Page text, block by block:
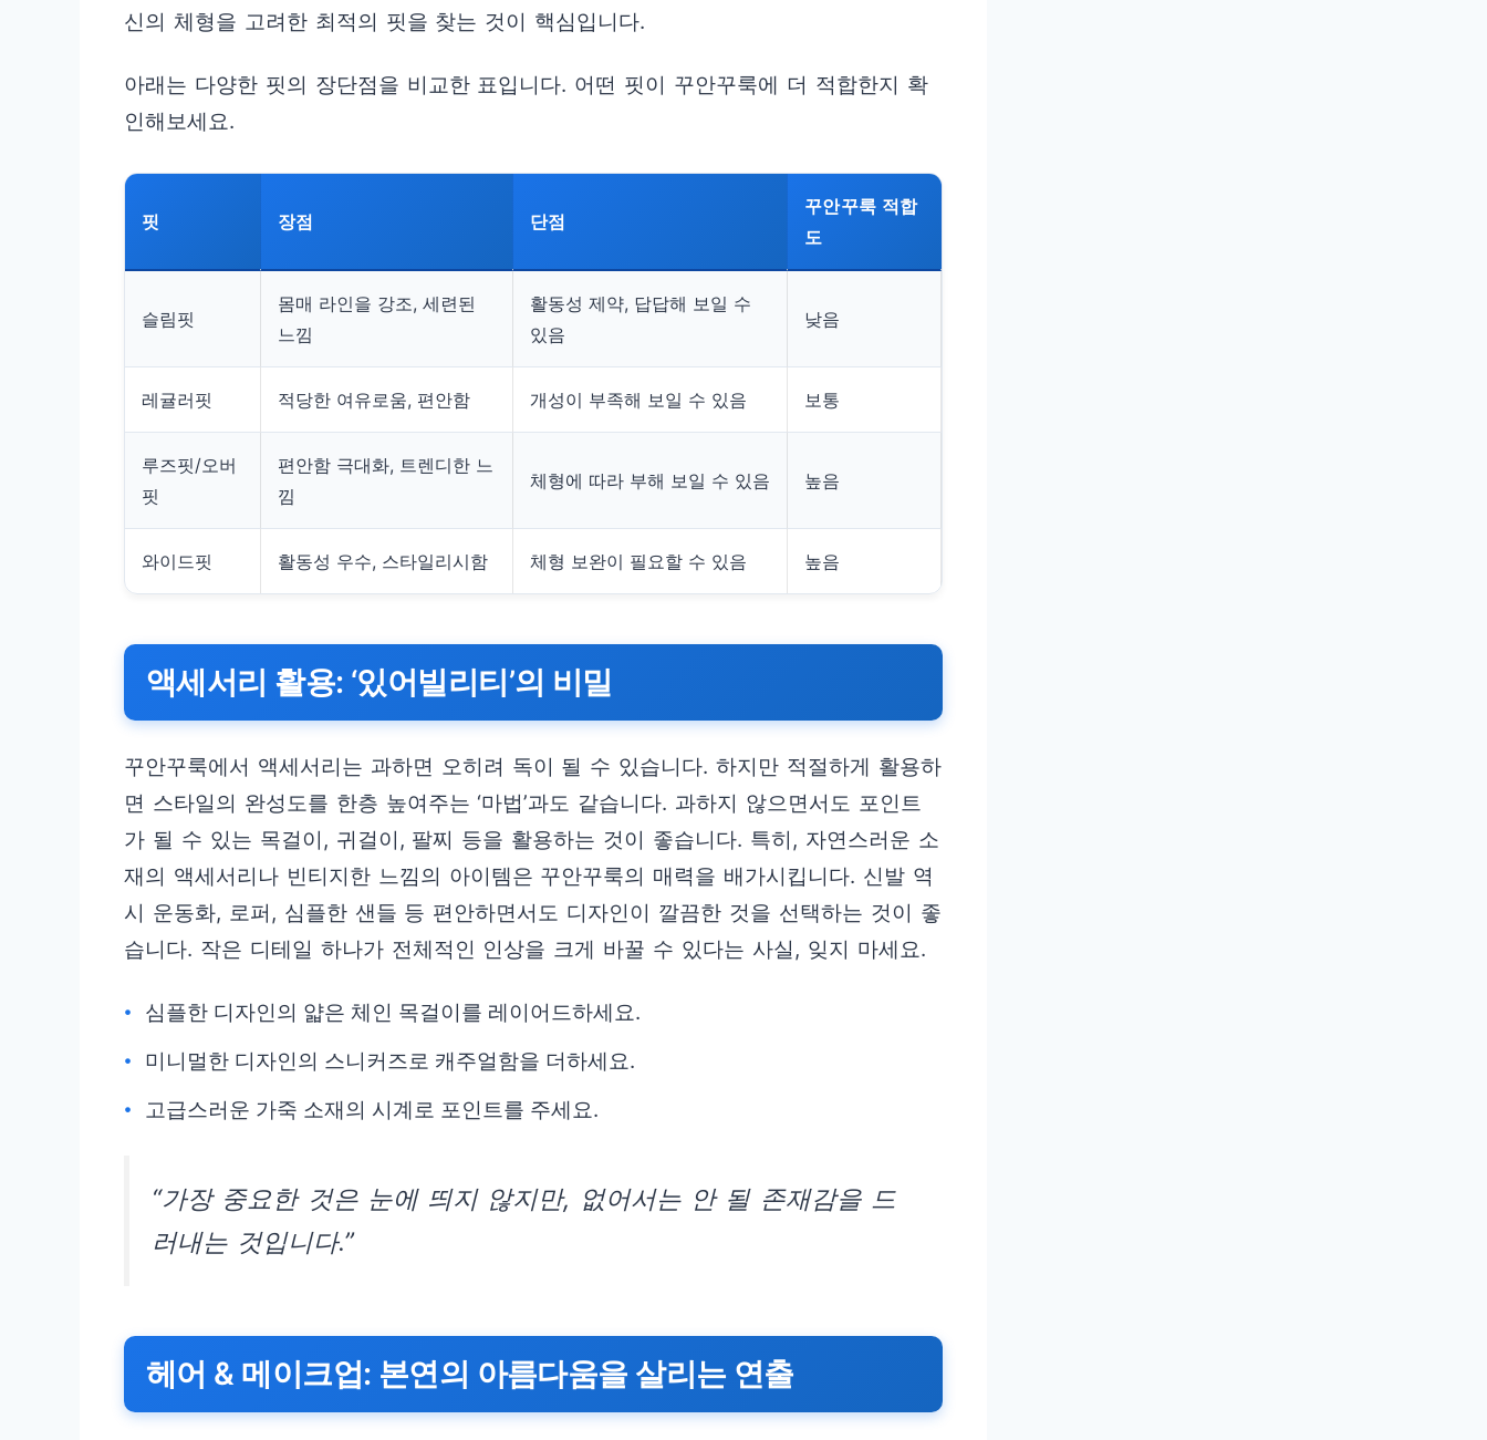
신의 체형을 고려한 최적의 핏을 찾는 것이 핵심입니다.
아래는 다양한 핏의 장단점을 비교한 표입니다. 어떤 핏이 꾸안꾸룩에 더 적합한지 확
인해보세요.
핏 장점 단점
꾸안꾸룩 적합
도
슬림핏
몸매 라인을 강조, 세련된
느낌
활동성 제약, 답답해 보일 수
있음
낮음
레귤러핏 적당한 여유로움, 편안함 개성이 부족해 보일 수 있음 보통
루즈핏/오버
핏
편안함 극대화, 트렌디한 느
낌
체형에 따라 부해 보일 수 있음 높음
와이드핏 활동성 우수, 스타일리시함 체형 보완이 필요할 수 있음 높음
액세서리 활용: ‘있어빌리티’의 비밀
꾸안꾸룩에서 액세서리는 과하면 오히려 독이 될 수 있습니다. 하지만 적절하게 활용하
면 스타일의 완성도를 한층 높여주는 ‘마법’과도 같습니다. 과하지 않으면서도 포인트
가 될 수 있는 목걸이, 귀걸이, 팔찌 등을 활용하는 것이 좋습니다. 특히, 자연스러운 소
재의 액세서리나 빈티지한 느낌의 아이템은 꾸안꾸룩의 매력을 배가시킵니다. 신발 역
시 운동화, 로퍼, 심플한 샌들 등 편안하면서도 디자인이 깔끔한 것을 선택하는 것이 좋
습니다. 작은 디테일 하나가 전체적인 인상을 크게 바꿀 수 있다는 사실, 잊지 마세요.
심플한 디자인의 얇은 체인 목걸이를 레이어드하세요.
미니멀한 디자인의 스니커즈로 캐주얼함을 더하세요.
고급스러운 가죽 소재의 시계로 포인트를 주세요.
“가장 중요한 것은 눈에 띄지 않지만, 없어서는 안 될 존재감을 드
러내는 것입니다.”
헤어 & 메이크업: 본연의 아름다움을 살리는 연출